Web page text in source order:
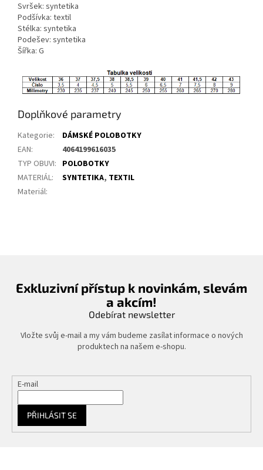
Svršek: syntetika
Podšívka: textil
Stélka: syntetika
Podešev: syntetika
Šířka: G
Doplňkové parametry
Kategorie:
DÁMSKÉ POLOBOTKY
EAN:
4064199616035
TYP OBUVI: POLOBOTKY
MATERIÁL: SYNTETIKA, TEXTIL
Materiál:
Exkluzivní přístup k novinkám, slevám
a akcím!
Odebírat newsletter
Vložte svůj e-mail a my vám budeme zasílat informace o nových
produktech na našem e-shopu.
E-mail
PŘIHLÁSIT SE